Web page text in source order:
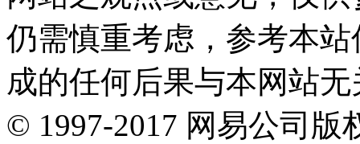
仍需慎重考虑，参考本
成的任何后果与本网站
© 1997-2017 网易公司版